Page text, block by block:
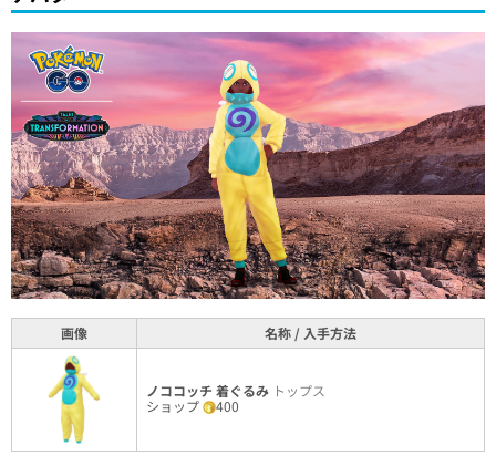
画像 名称 / 入手方法
ノココッチ 着ぐるみ トップス
ショップ
400